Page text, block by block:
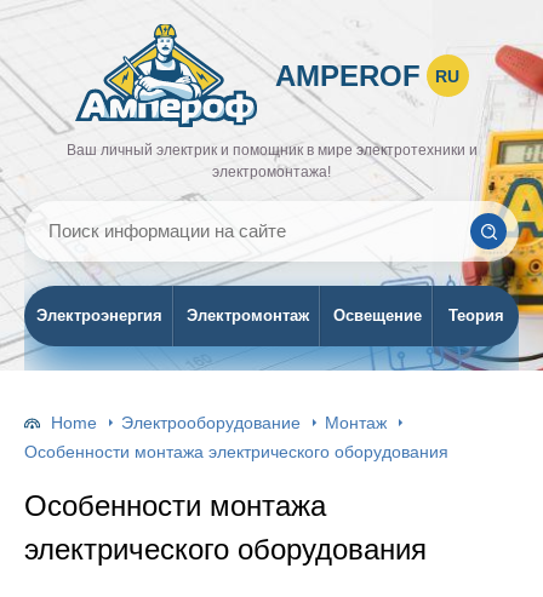
AMPEROF RU
Ваш личный электрик и помощник в мире электротехники и
электромонтажа!
Электроэнергия Электромонтаж Освещение Теория
Home Электрооборудование
Монтаж
Особенности монтажа электрического оборудования
Особенности монтажа
электрического оборудования